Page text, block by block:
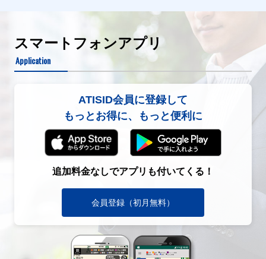
スマートフォンアプリ
Application
ATISID会員に登録して
もっとお得に、もっと便利に
追加料金なしでアプリも付いてくる！
会員登録（初月無料）